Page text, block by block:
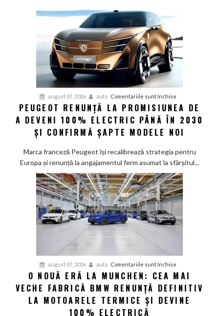
august 07, 2026 auto Comentariile sunt închise
Peugeot
renunță
la
de
a
100%
electric
până
2030
șapte
noi
PEUGEOT RENUNȚĂ LA PROMISIUNEA DE
A DEVENI 100% ELECTRIC PÂNĂ ÎN 2030
ȘI CONFIRMĂ ȘAPTE MODELE NOI
Marca franceză Peugeot își recalibrează strategia pentru
Europa și renunță la angajamentul ferm asumat la sfârșitul...
august 07, 2026 auto Comentariile sunt închise
O
nouă
eră
O NOUĂ ERĂ LA MUNCHEN: CEA MAI
VECHE FABRICĂ BMW RENUNȚĂ DEFINITIV
LA MOTOARELE TERMICE ȘI DEVINE
100% ELECTRICĂ